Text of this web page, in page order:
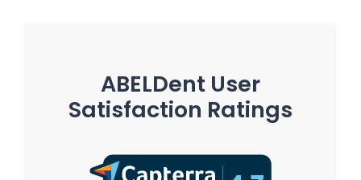
ABELDent User
Satisfaction Ratings